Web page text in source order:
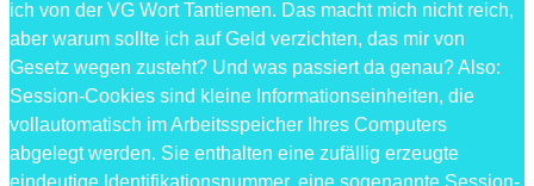
ich von der VG Wort Tantiemen. Das macht mich nicht reich,
aber warum sollte ich auf Geld verzichten, das mir von
Gesetz wegen zusteht? Und was passiert da genau? Also:
Session-Cookies sind kleine Informationseinheiten, die
vollautomatisch im Arbeitsspeicher Ihres Computers
abgelegt werden. Sie enthalten eine zufällig erzeugte
eindeutige Identifikationsnummer, eine sogenannte Session-